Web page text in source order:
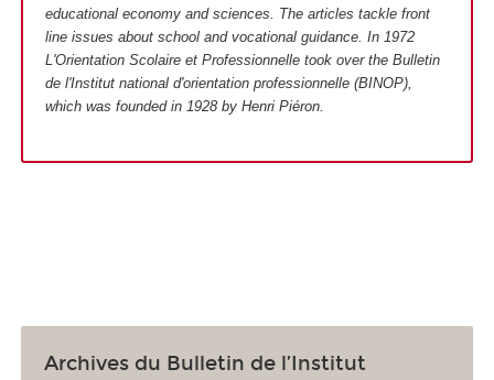
educational economy and sciences. The articles tackle front
line issues about school and vocational guidance. In 1972
L'Orientation Scolaire et Professionnelle took over the Bulletin
de l'Institut national d'orientation professionnelle (BINOP),
which was founded in 1928 by Henri Piéron.
Archives du Bulletin de l’Institut